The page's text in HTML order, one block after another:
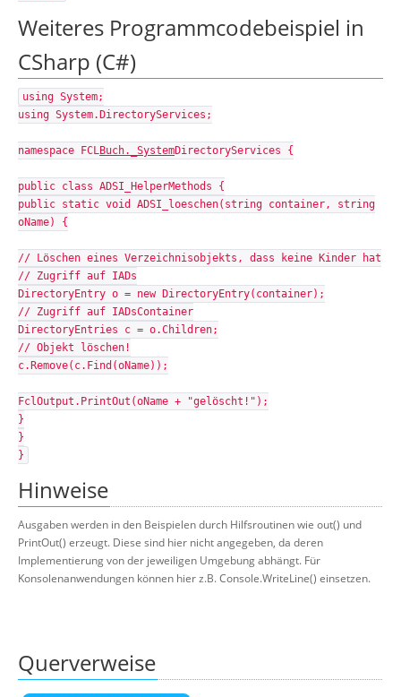
Weiteres Programmcodebeispiel in
CSharp (C#)
using System;
using System.DirectoryServices;
namespace FCLBuch._SystemDirectoryServices {
public class ADSI_HelperMethods {
public static void ADSI_loeschen(string container, string
oName) {
// Löschen eines Verzeichnisobjekts, dass keine Kinder hat
// Zugriff auf IADs
DirectoryEntry o = new DirectoryEntry(container);
// Zugriff auf IADsContainer
DirectoryEntries c = o.Children;
// Objekt löschen!
c.Remove(c.Find(oName));
FclOutput.PrintOut(oName + "gelöscht!");
}
}
}
Hinweise
Ausgaben werden in den Beispielen durch Hilfsroutinen wie out() und
PrintOut() erzeugt. Diese sind hier nicht angegeben, da deren
Implementierung von der jeweiligen Umgebung abhängt. Für
Konsolenanwendungen können hier z.B. Console.WriteLine() einsetzen.
Querverweise